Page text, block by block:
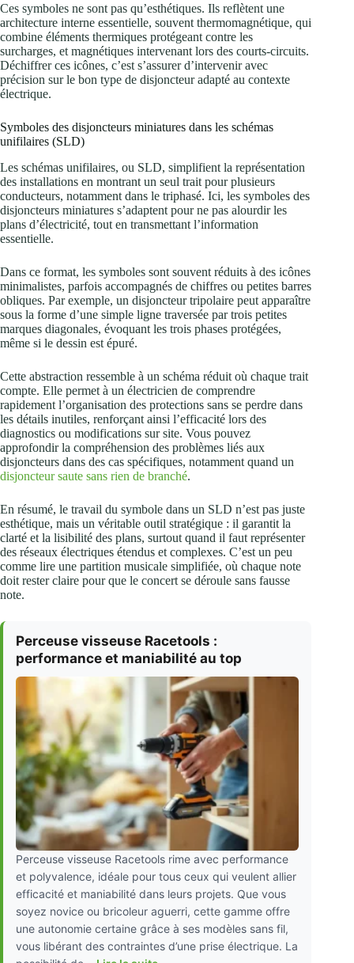
Ces symboles ne sont pas qu’esthétiques. Ils reflètent une
architecture interne essentielle, souvent thermomagnétique, qui
combine éléments thermiques protégeant contre les
surcharges, et magnétiques intervenant lors des courts-circuits.
Déchiffrer ces icônes, c’est s’assurer d’intervenir avec
précision sur le bon type de disjoncteur adapté au contexte
électrique.
Symboles des disjoncteurs miniatures dans les schémas
unifilaires (SLD)
Les schémas unifilaires, ou SLD, simplifient la représentation
des installations en montrant un seul trait pour plusieurs
conducteurs, notamment dans le triphasé. Ici, les symboles des
disjoncteurs miniatures s’adaptent pour ne pas alourdir les
plans d’électricité, tout en transmettant l’information
essentielle.
Dans ce format, les symboles sont souvent réduits à des icônes
minimalistes, parfois accompagnés de chiffres ou petites barres
obliques. Par exemple, un disjoncteur tripolaire peut apparaître
sous la forme d’une simple ligne traversée par trois petites
marques diagonales, évoquant les trois phases protégées,
même si le dessin est épuré.
Cette abstraction ressemble à un schéma réduit où chaque trait
compte. Elle permet à un électricien de comprendre
rapidement l’organisation des protections sans se perdre dans
les détails inutiles, renforçant ainsi l’efficacité lors des
diagnostics ou modifications sur site. Vous pouvez
approfondir la compréhension des problèmes liés aux
disjoncteurs dans des cas spécifiques, notamment quand un
disjoncteur saute sans rien de branché.
En résumé, le travail du symbole dans un SLD n’est pas juste
esthétique, mais un véritable outil stratégique : il garantit la
clarté et la lisibilité des plans, surtout quand il faut représenter
des réseaux électriques étendus et complexes. C’est un peu
comme lire une partition musicale simplifiée, où chaque note
doit rester claire pour que le concert se déroule sans fausse
note.
Perceuse visseuse Racetools :
performance et maniabilité au top
Perceuse visseuse Racetools rime avec performance
et polyvalence, idéale pour tous ceux qui veulent allier
efficacité et maniabilité dans leurs projets. Que vous
soyez novice ou bricoleur aguerri, cette gamme offre
une autonomie certaine grâce à ses modèles sans fil,
vous libérant des contraintes d’une prise électrique. La